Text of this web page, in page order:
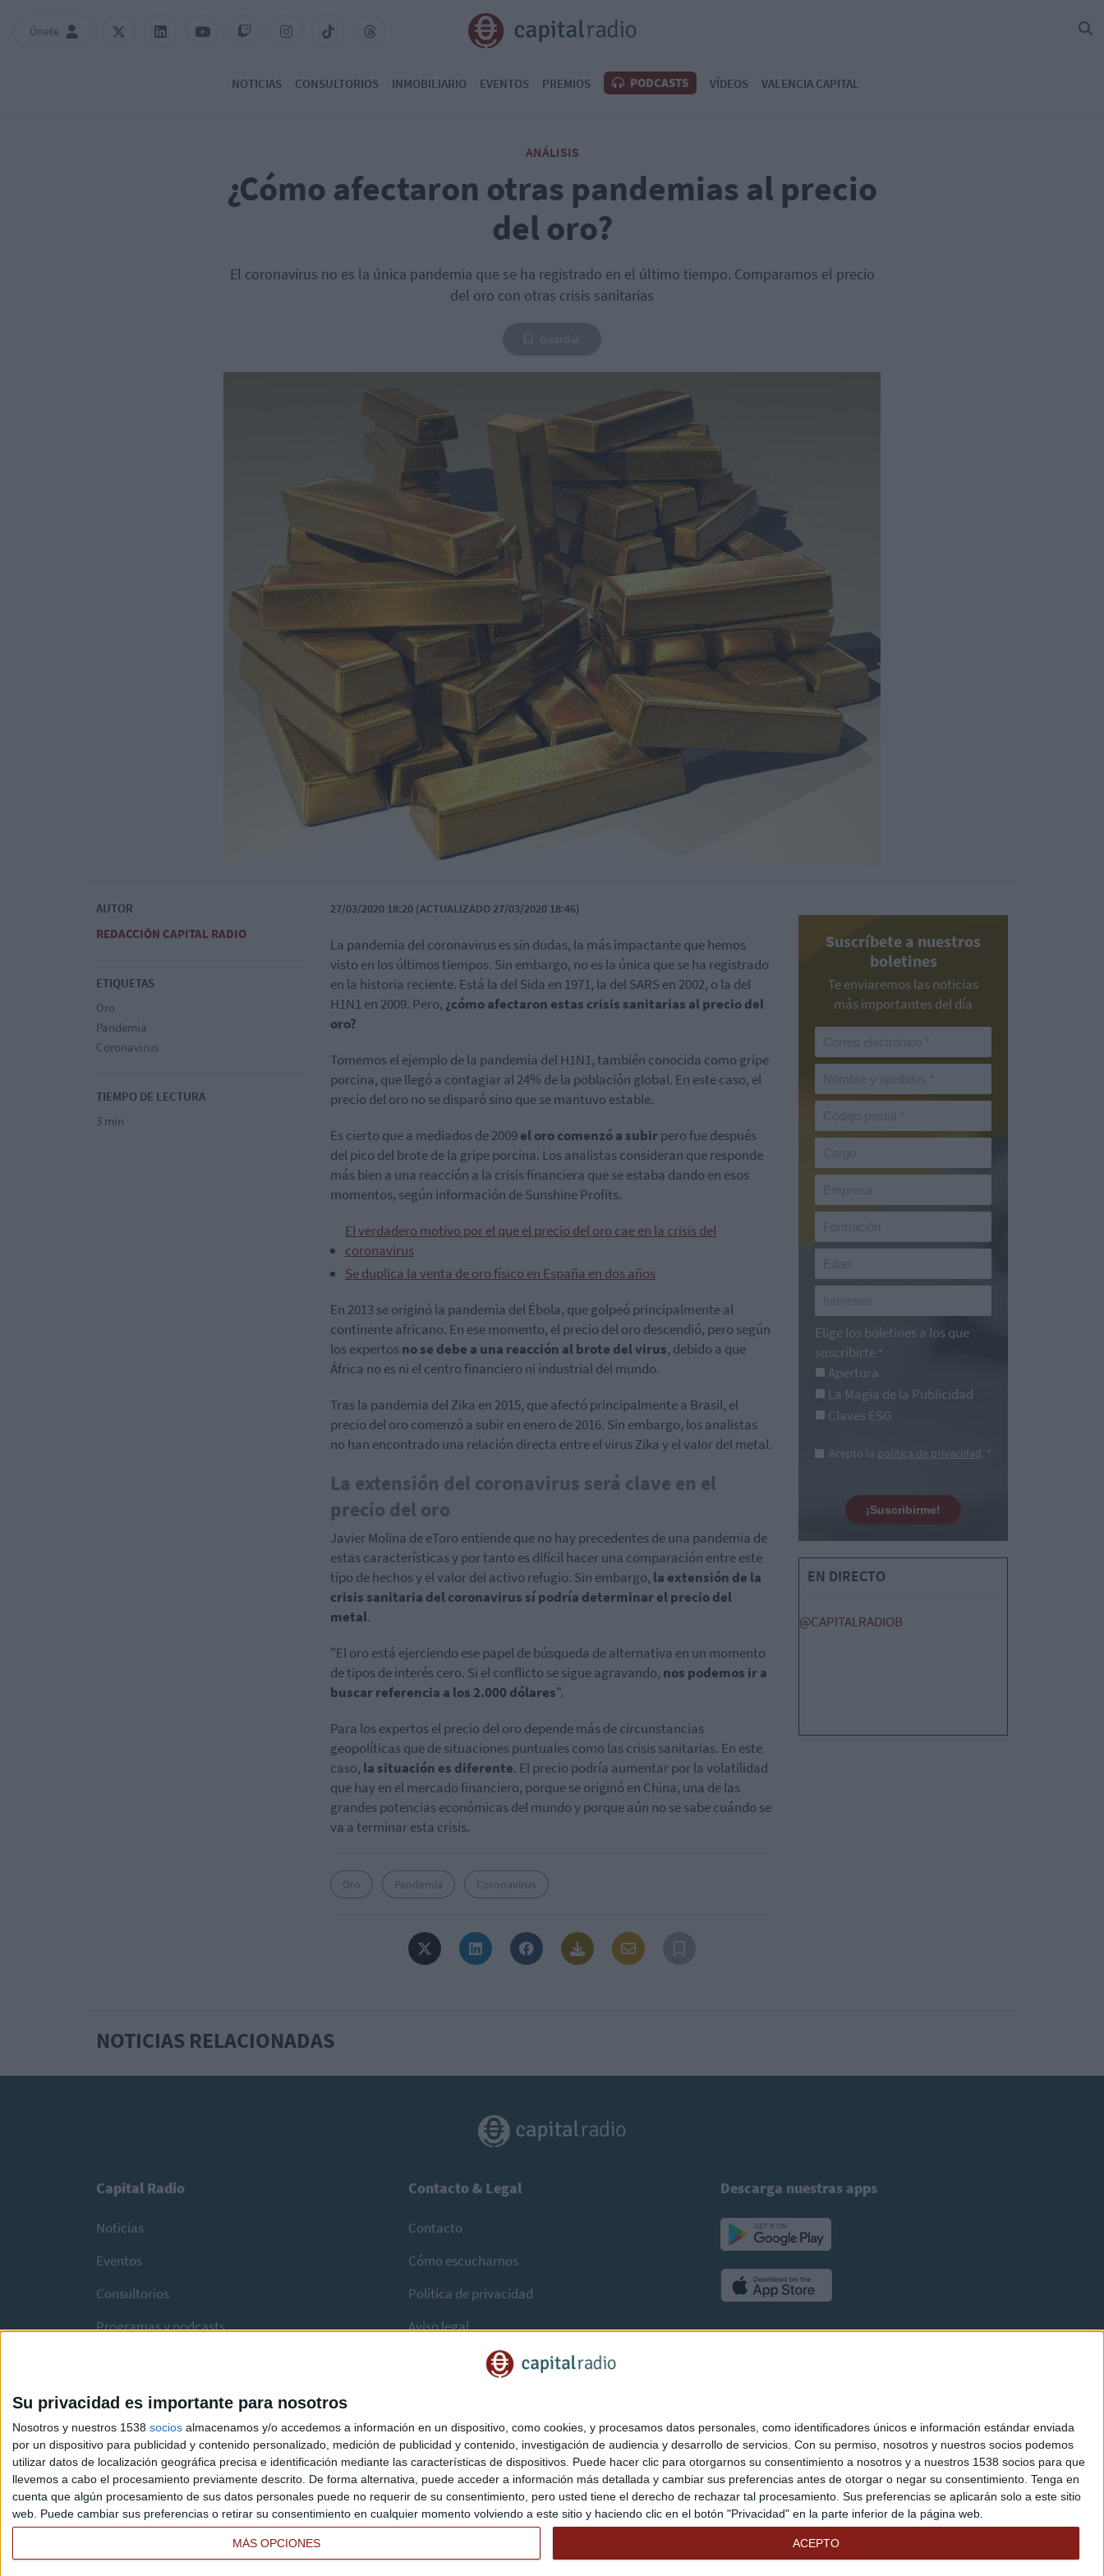
Su privacidad es importante para nosotros
Nosotros y nuestros 1538 socios almacenamos y/o accedemos a información en un dispositivo, como cookies, y procesamos datos personales, como identificadores únicos e información estándar enviada
por un dispositivo para publicidad y contenido personalizado, medición de publicidad y contenido, investigación de audiencia y desarrollo de servicios. Con su permiso, nosotros y nuestros socios podemos
utilizar datos de localización geográfica precisa e identificación mediante las características de dispositivos. Puede hacer clic para otorgarnos su consentimiento a nosotros y a nuestros 1538 socios para que
llevemos a cabo el procesamiento previamente descrito. De forma alternativa, puede acceder a información más detallada y cambiar sus preferencias antes de otorgar o negar su consentimiento. Tenga en
cuenta que algún procesamiento de sus datos personales puede no requerir de su consentimiento, pero usted tiene el derecho de rechazar tal procesamiento. Sus preferencias se aplicarán solo a este sitio
web. Puede cambiar sus preferencias o retirar su consentimiento en cualquier momento volviendo a este sitio y haciendo clic en el botón "Privacidad" en la parte inferior de la página web.
MÁS OPCIONES ACEPTO
Únete
NOTICIAS CONSULTORIOS INMOBILIARIO EVENTOS PREMIOS PODCASTS VÍDEOS VALENCIA CAPITAL
ANÁLISIS
¿Cómo afectaron otras pandemias al precio
del oro?
El coronavirus no es la única pandemia que se ha registrado en el último tiempo. Comparamos el precio
del oro con otras crisis sanitarias
AUTOR
REDACCIÓN CAPITAL RADIO
ETIQUETAS
Oro
Pandemia
Coronavirus
TIEMPO DE LECTURA
3 min
27/03/2020 18:20 (ACTUALIZADO 27/03/2020 18:46)
La pandemia del coronavirus es sin dudas, la más impactante que hemos
visto en los últimos tiempos. Sin embargo, no es la única que se ha registrado
en la historia reciente. Está la del Sida en 1971, la del SARS en 2002, o la del
H1N1 en 2009. Pero, ¿cómo afectaron estas crisis sanitarias al precio del
oro?
Tomemos el ejemplo de la pandemia del H1N1, también conocida como gripe
porcina, que llegó a contagiar al 24% de la población global. En este caso, el
precio del oro no se disparó sino que se mantuvo estable.
Es cierto que a mediados de 2009el oro comenzó a subirpero fue después
del pico del brote de la gripe porcina. Los analistas consideran que responde
más bien a una reacción a la crisis financiera que se estaba dando en esos
momentos, según información de Sunshine Profits.
El verdadero motivo por el que el precio del oro cae en la crisis del
coronavirus
Se duplica la venta de oro físico en España en dos años
En 2013 se originó la pandemia del Ébola, que golpeó principalmente al
continente africano. En ese momento, el precio del oro descendió, pero según
los expertosno se debe a una reacción al brote del virus, debido a que
África no es ni el centro financiero ni industrial del mundo.
Tras la pandemia del Zika en 2015, que afectó principalmente a Brasil, el
precio del oro comenzó a subir en enero de 2016. Sin embargo, los analistas
no han encontrado una relación directa entre el virus Zika y el valor del metal.
La extensión del coronavirus será clave en el
precio del oro
Javier Molina de eToro entiende que no hay precedentes de una pandemia de
estas características y por tanto es difícil hacer una comparación entre este
tipo de hechos y el valor del activo refugio. Sin embargo, la extensión de la
crisis sanitaria del coronavirus sí podría determinar el precio del
metal.
"El oro está ejerciendo ese papel de búsqueda de alternativa en un momento
de tipos de interés cero. Si el conflicto se sigue agravando, nos podemos ir a
buscar referencia a los 2.000 dólares".
Para los expertos el precio del oro depende más de circunstancias
geopolíticas que de situaciones puntuales como las crisis sanitarias. En este
caso, la situación es diferente. El precio podría aumentar por la volatilidad
que hay en el mercado financiero, porque se originó en China, una de las
grandes potencias económicas del mundo y porque aún no se sabe cuándo se
va a terminar esta crisis.
Oro Pandemia Coronavirus
Suscríbete a nuestros
boletines
Te enviaremos las noticias
más importantes del día
Elige los boletines a los que
suscribirte *
Apertura
La Magia de la Publicidad
Claves ESG
Acepto la política de privacidad. *
¡Suscribirme!
EN DIRECTO
@CAPITALRADIOB
NOTICIAS RELACIONADAS
Capital Radio
Noticias
Eventos
Consultorios
Programas y podcasts
Contacto & Legal
Contacto
Cómo escucharnos
Política de privacidad
Aviso legal
Descarga nuestras apps